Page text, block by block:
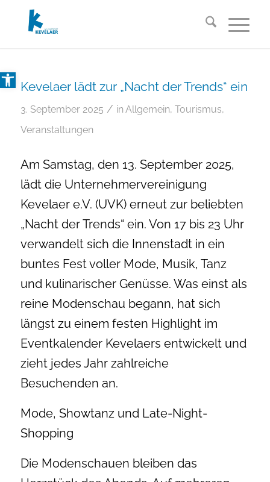
Open toolbar
Kevelaer lädt zur „Nacht der Trends“ ein
3. September 2025 / in Allgemein, Tourismus,
Veranstaltungen
Am Samstag, den 13. September 2025,
lädt die Unternehmervereinigung
Kevelaer e.V. (UVK) erneut zur beliebten
„Nacht der Trends“ ein. Von 17 bis 23 Uhr
verwandelt sich die Innenstadt in ein
buntes Fest voller Mode, Musik, Tanz
und kulinarischer Genüsse. Was einst als
reine Modenschau begann, hat sich
längst zu einem festen Highlight im
Eventkalender Kevelaers entwickelt und
zieht jedes Jahr zahlreiche
Besuchenden an.
Mode, Showtanz und Late-Night-
Shopping
Die Modenschauen bleiben das